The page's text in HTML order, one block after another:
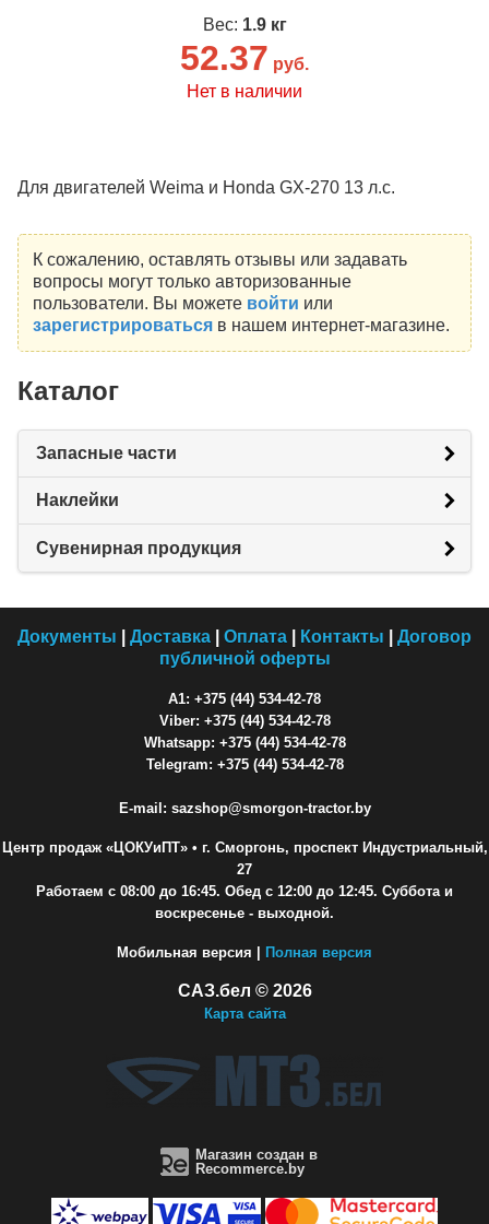
Вес: 1.9 кг
52.37 руб.
Нет в наличии
Для двигателей Weima и Honda GX-270 13 л.с.
К сожалению, оставлять отзывы или задавать
вопросы могут только авторизованные
пользователи. Вы можете войти или
зарегистрироватьсяв нашем интернет-магазине.
Каталог
Запасные части
Наклейки
Сувенирная продукция
Документы Доставка Оплата Контакты
Договор
публичной оферты
A1: +375 (44) 534-42-78
Viber: +375 (44) 534-42-78
Whatsapp: +375 (44) 534-42-78
Telegram: +375 (44) 534-42-78
E-mail: sazshop@smorgon-tractor.by
Центр продаж «ЦОКУиПТ»• г. Сморгонь, проспект Индустриальный,
27
Работаем с 08:00 до 16:45. Обед с 12:00 до 12:45. Суббота и
воскресенье - выходной.
Мобильная версия | Полная версия
САЗ.бел © 2026
Карта сайта
Магазин создан в
Recommerce.by